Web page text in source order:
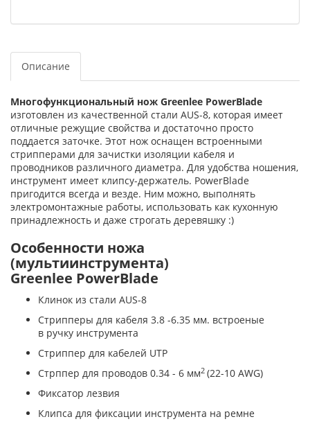
Описание
Многофункциональный нож Greenlee PowerBlade
изготовлен из качественной стали AUS-8, которая имеет
отличные режущие свойства и достаточно просто
поддается заточке. Этот нож оснащен встроенными
стрипперами для зачистки изоляции кабеля и
проводников различного диаметра. Для удобства ношения,
инструмент имеет клипсу-держатель. PowerBlade
пригодится всегда и везде. Ним можно, выполнять
электромонтажные работы, использовать как кухонную
принадлежность и даже строгать деревяшку :)
Особенности ножа
(мультиинструмента)
Greenlee PowerBlade
Клинок из стали AUS-8
Cтрипперы для кабеля 3.8 -6.35 мм. встроеные
в ручку инструмента
Стриппер для кабелей UTP
Стрппер для проводов 0.34 - 6 мм2 (22-10 AWG)
Фиксатор лезвия
Клипса для фиксации инструмента на ремне